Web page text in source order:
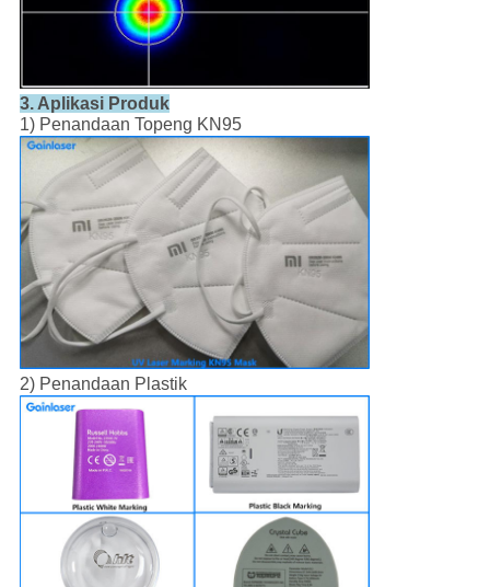
3. Aplikasi Produk
1) Penandaan Topeng KN95
2) Penandaan Plastik